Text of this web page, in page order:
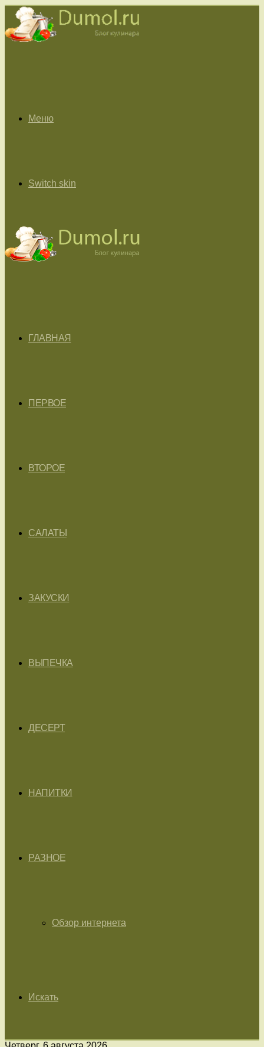
Меню
Switch skin
ГЛАВНАЯ
ПЕРВОЕ
ВТОРОЕ
САЛАТЫ
ЗАКУСКИ
ВЫПЕЧКА
ДЕСЕРТ
НАПИТКИ
РАЗНОЕ
Обзор интернета
Искать